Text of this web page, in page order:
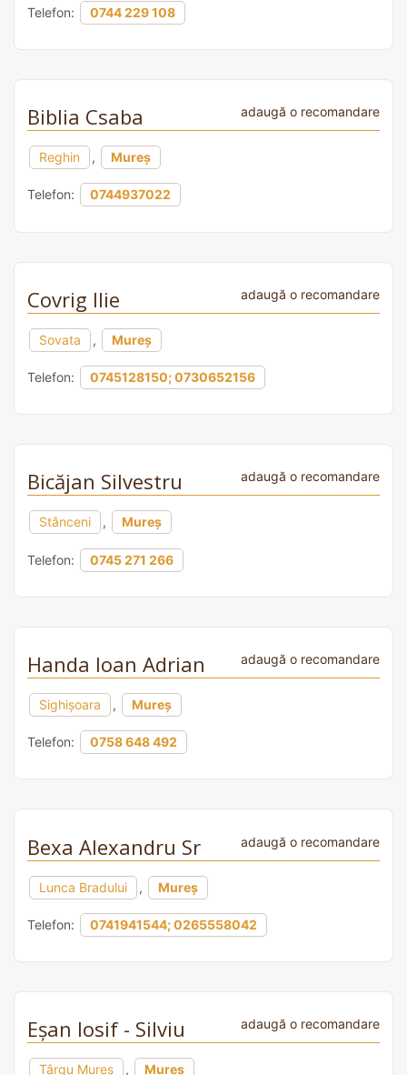
Telefon: 0744 229 108
Biblia Csaba adaugă o recomandare
Reghin , Mureș
Telefon: 0744937022
Covrig Ilie adaugă o recomandare
Sovata , Mureș
Telefon: 0745128150; 0730652156
Bicăjan Silvestru adaugă o recomandare
Stânceni , Mureș
Telefon: 0745 271 266
Handa Ioan Adrian adaugă o recomandare
Sighişoara , Mureș
Telefon: 0758 648 492
Bexa Alexandru Sr adaugă o recomandare
Lunca Bradului , Mureș
Telefon: 0741941544; 0265558042
Eșan Iosif - Silviu adaugă o recomandare
Târgu Mureș , Mureș